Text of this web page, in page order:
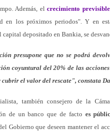
Además, el crecimiento
en los próximos periodos". Y en
capital depositado en Bankia, se
presupone que no se podrá
coyuntural del 20% de las
cubrir el valor del rescate", constata
también consejero de la
de un banco que de facto es
Gobierno que deseen mantener el